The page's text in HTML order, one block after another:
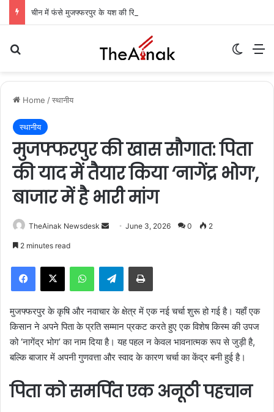
Home /स्थानीय
स्थानीय
मुजफ्फरपुर की खास सौगात: पिता
की याद में तैयार किया ‘नागेंद्र भोग’,
बाजार में है भारी मांग
TheAinak Newsdesk
a
e
m
a
i
June 3, 2026 0 2
2 minutes read
Telegram
मुजफ्फरपुर के कृषि और नवाचार के क्षेत्र में एक नई चर्चा शुरू हो गई है। यहाँ एक
किसान ने अपने पिता के प्रति सम्मान प्रकट करते हुए एक विशेष किस्म की उपज
को ‘नागेंद्र भोग’ का नाम दिया है। यह पहल न केवल भावनात्मक रूप से जुड़ी है,
बल्कि बाजार में अपनी गुणवत्ता और स्वाद के कारण चर्चा का केंद्र बनी हुई है।
पिता को समर्पित एक अनूठी पहचान